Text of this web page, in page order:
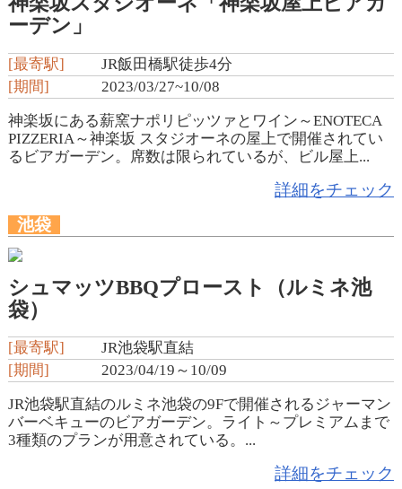
ーデン」
[最寄駅]
JR飯田橋駅徒歩4分
[期間]
2023/03/27~10/08
神楽坂にある薪窯ナポリピッツァとワイン～ENOTECA
PIZZERIA～神楽坂 スタジオーネの屋上で開催されてい
るビアガーデン。席数は限られているが、ビル屋上...
詳細をチェック
池袋
シュマッツBBQプロースト（ルミネ池
袋）
[最寄駅]
JR池袋駅直結
[期間]
2023/04/19～10/09
JR池袋駅直結のルミネ池袋の9Fで開催されるジャーマン
バーベキューのビアガーデン。ライト～プレミアムまで
3種類のプランが用意されている。...
詳細をチェック